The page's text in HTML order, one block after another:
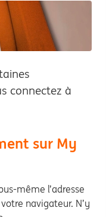
connectez à
sur My
même l’adresse
navigateur. N’y